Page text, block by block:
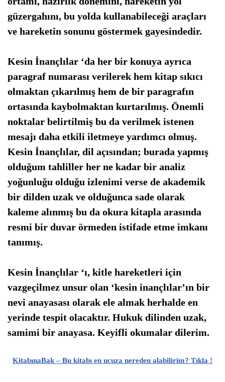
güzergahını, bu yolda kullanabileceği araçları
ve hareketin sonunu göstermek gayesindedir.
Kesin İnançlılar ‘da her bir konuya ayrıca
paragraf numarası verilerek hem kitap sıkıcı
olmaktan çıkarılmış hem de bir paragrafın
ortasında kaybolmaktan kurtarılmış. Önemli
noktalar belirtilmiş bu da verilmek istenen
mesajı daha etkili iletmeye yardımcı olmuş.
Kesin İnançlılar, dil açısından; burada yapmış
olduğum tahliller her ne kadar bir analiz
yoğunluğu olduğu izlenimi verse de akademik
bir dilden uzak ve olduğunca sade olarak
kaleme alınmış bu da okura kitapla arasında
resmi bir duvar örmeden istifade etme imkanı
tanımış.
Kesin İnançlılar ‘ı, kitle hareketleri için
vazgeçilmez unsur olan ‘kesin inançlılar’ın bir
nevi anayasası olarak ele almak herhalde en
yerinde tespit olacaktır. Hukuk dilinden uzak,
samimi bir anayasa. Keyifli okumalar dilerim.
KitabınaBak – Bu kitabı en ucuza nereden alabilirim? Tıkla !